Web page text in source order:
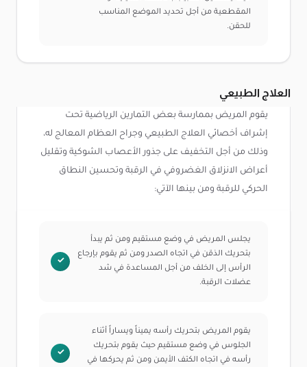
المقطعية من أجل تحديد الموضع المناسب
للحقن.
العلاج الطبيعي
يقوم المريض بممارسة بعض التمارين الرياضية تحت
إشراف أخصائي العلاج الطبيعي وجراح العظام المعالج له،
وذلك من أجل التخفيف على جذور الأعصاب الشوكية وتقليل
أعراض الانزلاق الغضروفي في الرقبة وتحسين النطاق
الحركي للرقبة ومن بينها الآتي:
يجلس المريض في وضع مستقيم ومن ثم يبدأ
بتحريك الذقن في اتجاه الصدر ومن ثم يقوم بإرجاع
الرأس إلى الخلف من أجل المساعدة في شد
عضلات الرقبة.
يقوم المريض بتحريك رأسه يميناً ويساراً أثناء
الجلوس في وضع مستقيم حيث يقوم بتحريك
رأسه في اتجاه الكتف الأيمن ومن ثم يحركها في